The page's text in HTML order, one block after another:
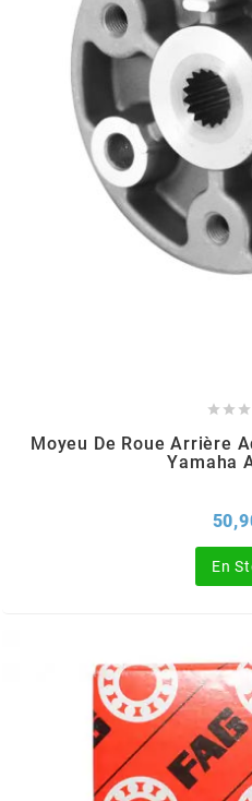
MTKT
MVT
MXS RACING
NG BRAKE DISC
NOEND
NOREV
  
Moyeu De Roue Arrière
Yamaha
En